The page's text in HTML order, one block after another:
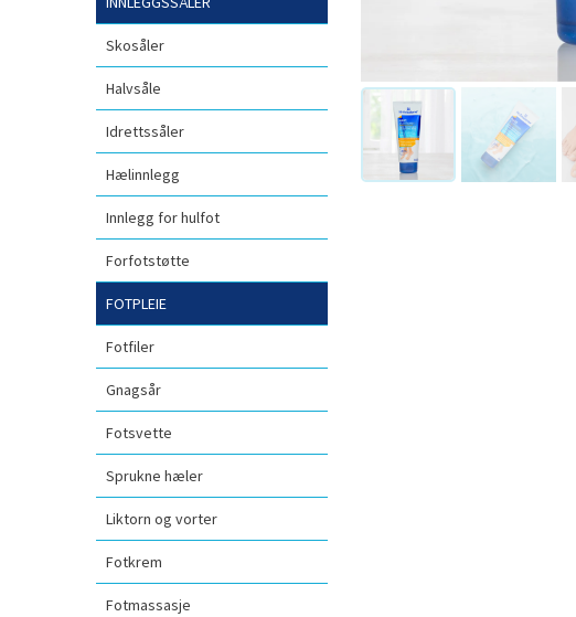
Skosåler
Halvsåle
Idrettssåler
Hælinnlegg
Innlegg for hulfot
Forfotstøtte
FOTPLEIE
Fotfiler
Gnagsår
Fotsvette
Sprukne hæler
Liktorn og vorter
Fotkrem
Fotmassasje